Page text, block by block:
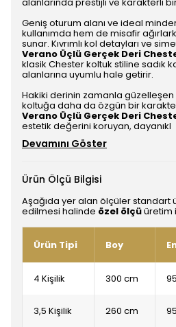
Geniş oturum alanı ve ideal
kullanımda hem de misafir
sunar. Kıvrımlı kol detayları ve
Verano Üçlü Gerçek Deri
klasik Chester koltuk stiline sadık
alanlarına uyumlu hale getirir.
Hakiki derinin zamanla güzelleşen
koltuğa daha da özgün bir
Verano Üçlü Gerçek Deri
estetik değerini koruyan, dayanıkl
Devamını Göster
Ürün Ölçü Bilgisi
Aşağıda yer alan ölçüler standart
edilmesi halinde özel ölçüüretim
Ürün Tipi Boy
4 Kişilik 300 cm
3,5 Kişilik 260 cm